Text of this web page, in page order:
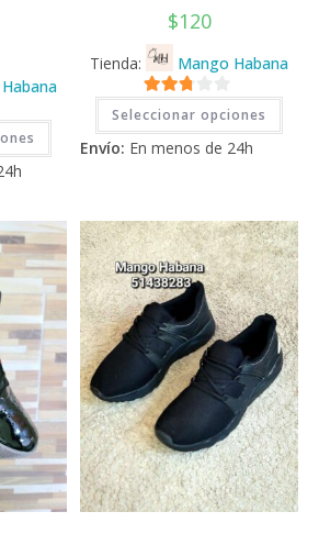
Este
producto
tiene
opciones
se
pueden
elegir
en
la
página
de
producto
$120
Tienda: Mango Habana
2.71
de 5
Seleccionar opciones
Este
tiene
en
la
de
Envío: En menos de 24h